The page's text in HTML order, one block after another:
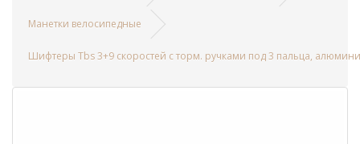
Манетки велосипедные
Шифтеры Tbs 3+9 скоростей с торм. ручками под 3 пальца,